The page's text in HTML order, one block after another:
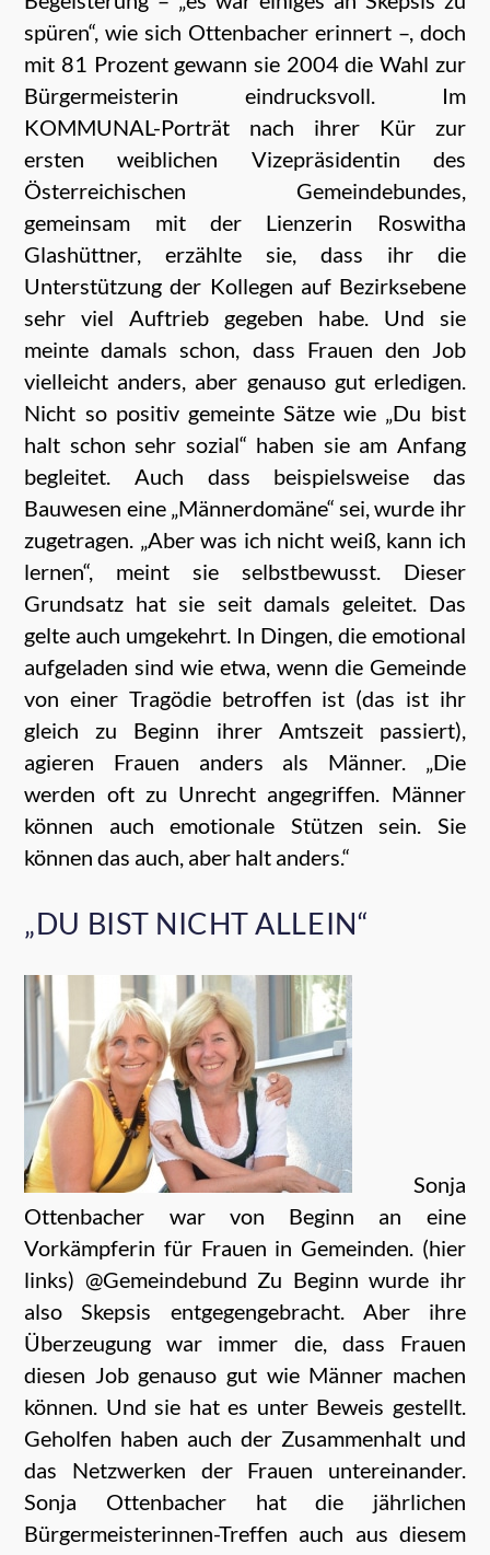
spüren“, wie sich Ottenbacher erinnert –, doch
mit 81 Prozent gewann sie 2004 die Wahl zur
Bürgermeisterin eindrucksvoll. Im
KOMMUNAL-Porträt nach ihrer Kür zur
ersten weiblichen Vizepräsidentin des
Österreichischen Gemeindebundes,
gemeinsam mit der Lienzerin Roswitha
Glashüttner, erzählte sie, dass ihr die
Unterstützung der Kollegen auf Bezirksebene
sehr viel Auftrieb gegeben habe. Und sie
meinte damals schon, dass Frauen den Job
vielleicht anders, aber genauso gut erledigen.
Nicht so positiv gemeinte Sätze wie „Du bist
halt schon sehr sozial“ haben sie am Anfang
begleitet. Auch dass beispielsweise das
Bauwesen eine „Männerdomäne“ sei, wurde ihr
zugetragen. „Aber was ich nicht weiß, kann ich
lernen“, meint sie selbstbewusst. Dieser
Grundsatz hat sie seit damals geleitet. Das
gelte auch umgekehrt. In Dingen, die emotional
aufgeladen sind wie etwa, wenn die Gemeinde
von einer Tragödie betroffen ist (das ist ihr
gleich zu Beginn ihrer Amtszeit passiert),
agieren Frauen anders als Männer. „Die
werden oft zu Unrecht angegriffen. Männer
können auch emotionale Stützen sein. Sie
können das auch, aber halt anders.“
„DU BIST NICHT ALLEIN“
Sonja
Ottenbacher war von Beginn an eine
Vorkämpferin für Frauen in Gemeinden. (hier
links) @Gemeindebund Zu Beginn wurde ihr
also Skepsis entgegengebracht. Aber ihre
Überzeugung war immer die, dass Frauen
diesen Job genauso gut wie Männer machen
können. Und sie hat es unter Beweis gestellt.
Geholfen haben auch der Zusammenhalt und
das Netzwerken der Frauen untereinander.
Sonja Ottenbacher hat die jährlichen
Bürgermeisterinnen-Treffen auch aus diesem